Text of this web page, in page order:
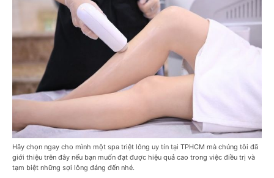
Hãy chọn ngay cho mình một spa triệt lông uy tín tại TPHCM mà chúng tôi đã
giới thiệu trên đây nếu bạn muốn đạt được hiệu quả cao trong việc điều trị và
tạm biệt những sợi lông đáng đến nhé.